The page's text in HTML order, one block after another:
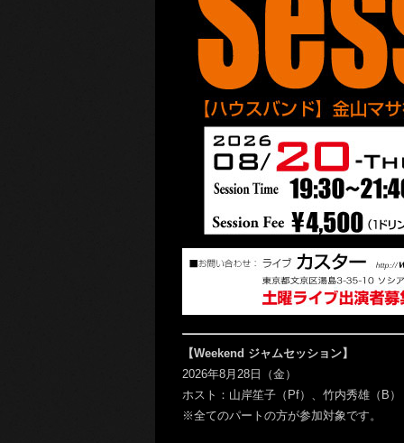
【Weekend ジャムセッション】
2026年8月28日（金）
ホスト：山岸笙子（Pf）、竹内秀雄（B
※全てのパートの方が参加対象です。